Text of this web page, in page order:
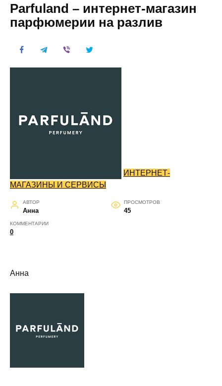
Parfuland – интернет-магазин
парфюмерии на разлив
ИНТЕРНЕТ-
МАГАЗИНЫ И СЕРВИСЫ
АВТОР
Анна
ПРОСМОТРОВ
45
КОММЕНТАРИИ
0
Анна